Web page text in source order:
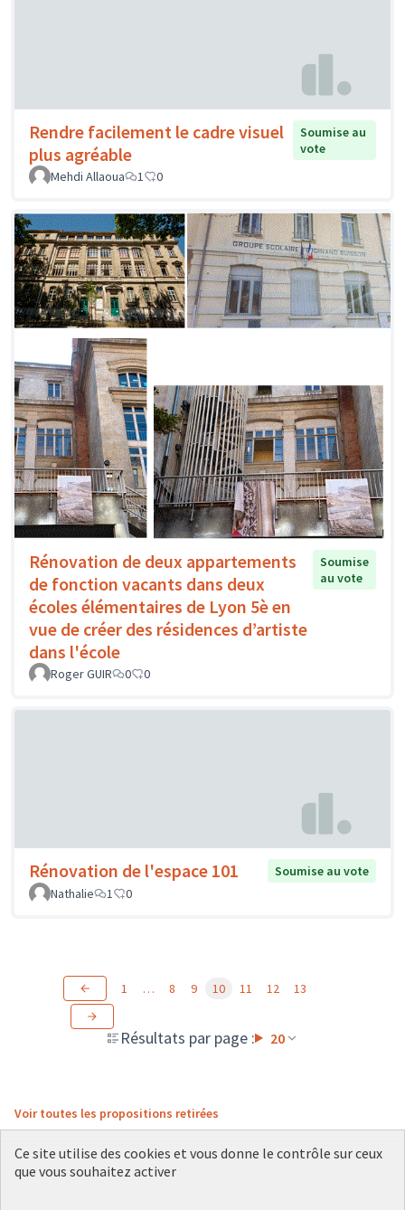
Rendre facilement le cadre visuel
plus agréable
Soumise au
vote
Mehdi Allaoua
1 0
Rénovation de deux appartements
de fonction vacants dans deux
écoles élémentaires de Lyon 5è en
vue de créer des résidences d’artiste
dans l'école
Soumise
au vote
Roger GUIR 0 0
Rénovation de l'espace 101
Soumise au vote
Nathalie
1 0
Résultats par page : 20
1 … 8 9 10 11 12 13
Voir toutes les propositions retirées
Ce site utilise des cookies et vous donne le contrôle sur ceux
que vous souhaitez activer